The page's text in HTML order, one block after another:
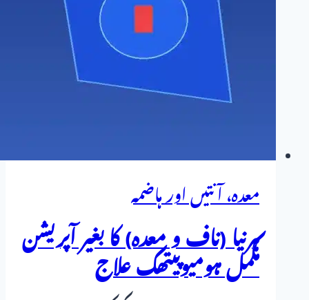
سوجن،
گیس
اور
بدہضمی
ہومیوپیتھک
علاج
معدہ، آنتیں اور ہاضمہ
ہرنیا (ناف و معدہ) کا بغیر آپریشن
مکمل ہومیوپیتھک علاج